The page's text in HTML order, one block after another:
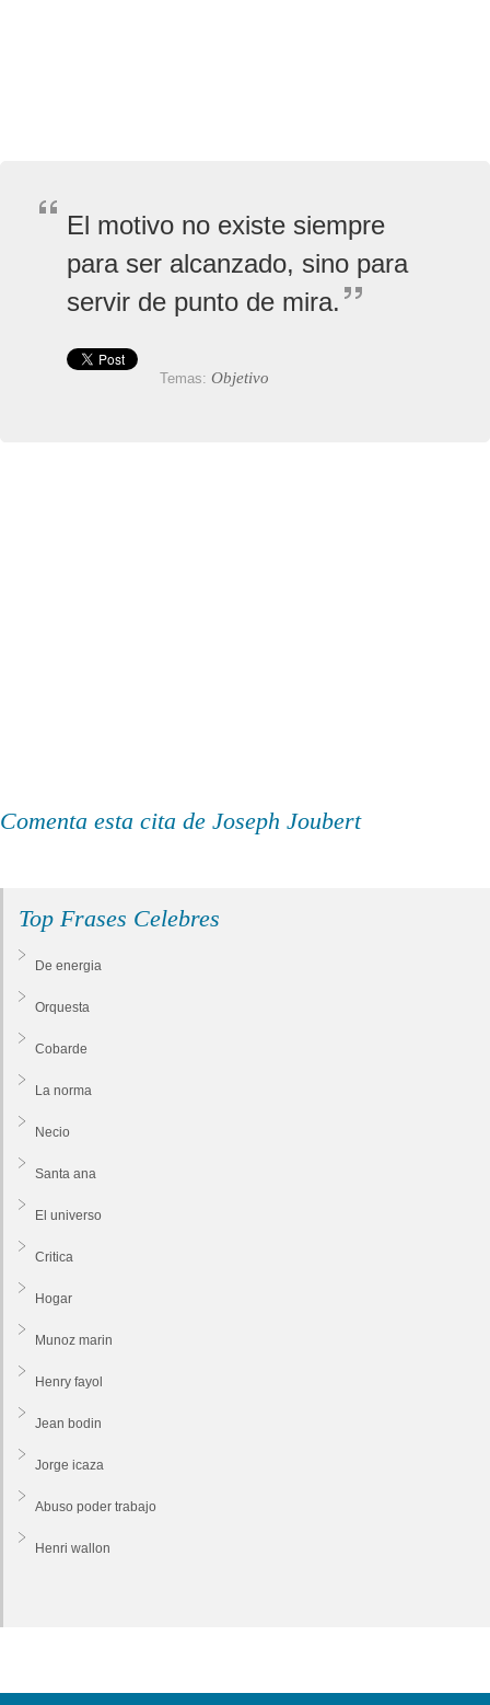
El motivo no existe siempre
para ser alcanzado, sino para
servir de punto de mira.
Temas: Objetivo
Comenta esta cita de Joseph Joubert
Top Frases Celebres
De energia
Orquesta
Cobarde
La norma
Necio
Santa ana
El universo
Critica
Hogar
Munoz marin
Henry fayol
Jean bodin
Jorge icaza
Abuso poder trabajo
Henri wallon